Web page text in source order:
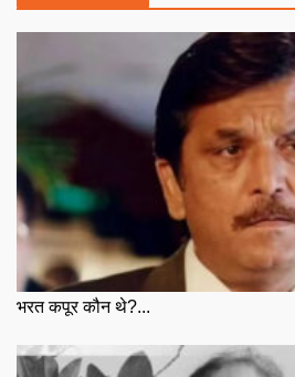
भरत कपूर कौन थे?...